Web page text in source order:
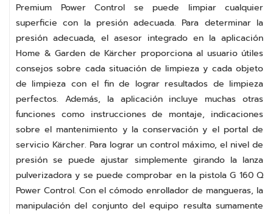
Premium Power Control se puede limpiar cualquier
superficie con la presión adecuada. Para determinar la
presión adecuada, el asesor integrado en la aplicación
Home & Garden de Kärcher proporciona al usuario útiles
consejos sobre cada situación de limpieza y cada objeto
de limpieza con el fin de lograr resultados de limpieza
perfectos. Además, la aplicación incluye muchas otras
funciones como instrucciones de montaje, indicaciones
sobre el mantenimiento y la conservación y el portal de
servicio Kärcher. Para lograr un control máximo, el nivel de
presión se puede ajustar simplemente girando la lanza
pulverizadora y se puede comprobar en la pistola G 160 Q
Power Control. Con el cómodo enrollador de mangueras, la
manipulación del conjunto del equipo resulta sumamente